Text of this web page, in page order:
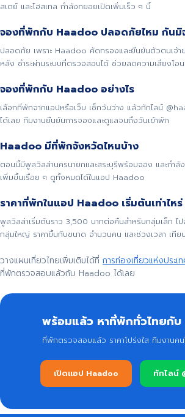
สเตย์ และโฮสเทล กำลังทยอยเปิดเพิ่มเร็ว ๆ นี้
จองที่พักกับ Haadoo ปลอดภัยไหม กันมิ
ปลอดภัย เพราะ Haadoo คัดกรองและยืนยันตัวตนเจ้
หลัง ชำระผ่านระบบที่ตรวจสอบได้ ช่วยลดความเสี่ยงโอ
จองที่พักกับ Haadoo อย่างไร
เลือกที่พักจากแอปหรือเว็บ เช็กวันว่าง แล้วทักไลน์
ได้เลย ทีมงานยืนยันการจองและดูแลจนถึงวันเข้าพัก
Haadoo มีที่พักจังหวัดไหนบ้าง
ตอนนี้มีพูลวิลล่านครนายกและสระบุรีพร้อมจอง และกำลั
เพิ่มขึ้นเรื่อย ๆ ดูทั้งหมดได้ในแอป Haadoo
ราคาที่พักในแอป Haadoo เริ่มต้นเท่าไหร่
พูลวิลล่าเริ่มต้นราว 3,500 บาทต่อคืนสำหรับกลุ่มเล็ก ไ
กลุ่มใหญ่ ราคาขึ้นกับขนาด จำนวนคน และช่วงเวลา เที
วางแผนเที่ยวไทยเพิ่มเติมได้ที่ การท่องเที่ยวแห่งประเ
ที่พักตรวจสอบแล้วกับ Haadoo ได้เลย
พร้อมแล้ว หาที่พักทั่วไทยกั
ที่พักตรวจสอบแล้ว ราคาโปร่งใส ทีมงานค
เปิดแอป Haadoo ทักไลน์